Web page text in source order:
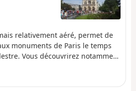
relativement aéré, permet de
monuments de Paris le temps
Vous découvrirez notamment
sont accessibles par le métro.